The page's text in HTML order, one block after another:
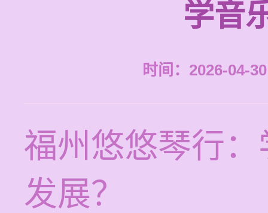
学音
时间：2026-04-
福州悠悠琴行
发展？